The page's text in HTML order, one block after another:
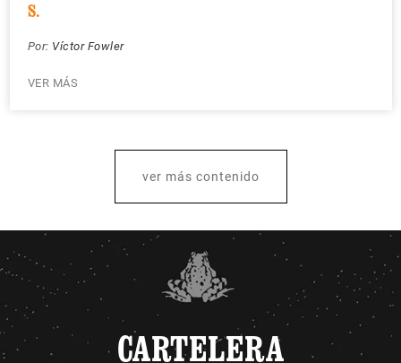
S.
Por: Víctor Fowler
VER MÁS
ver más contenido
CARTELERA